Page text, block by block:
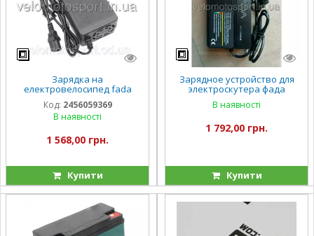
Зарядка на
електровелосипед fada
ритма 2 60/20AH FADA ritmo 2
Фада Булли фада Олди
Код: 2456059369
В наявності
1 568,00 грн.
Купити
Зарядное устройство для
электроскутера фада
72/25AH FADA BULLI Фада
Булли фада Олди
В наявності
1 792,00 грн.
Купити